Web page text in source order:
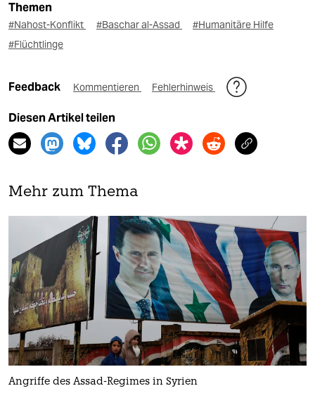
Themen
#Nahost-Konflikt #Baschar al-Assad
#Humanitäre Hilfe
#Flüchtlinge
Feedback Kommentieren Fehlerhinweis
Diesen Artikel teilen
Mehr zum Thema
Angriffe des Assad-Regimes in Syrien